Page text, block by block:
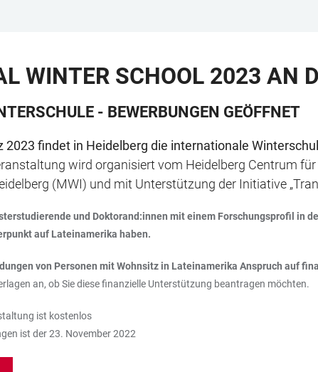
WINTER SCHOOL 2023 AN
- BEWERBUNGEN GEÖFFNET
2023 findet in Heidelberg die internationale
wird organisiert vom Heidelberg Centrum
(MWI) und mit Unterstützung der Initiative
und Doktorand:innen mit einem Forschungsprofil in
auf Lateinamerika haben.
von Personen mit Wohnsitz in Lateinamerika Anspruch auf
an, ob Sie diese finanzielle Unterstützung beantragen möchten.
ist kostenlos
ist der 23. November 2022